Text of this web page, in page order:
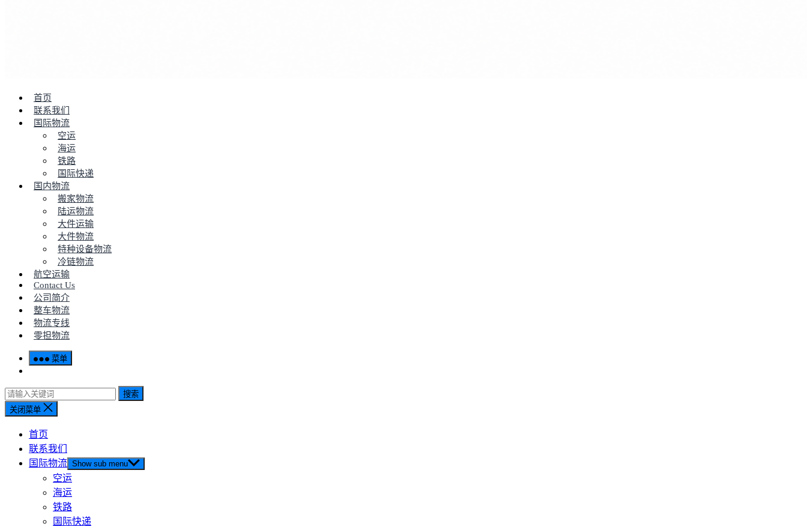
首页
联系我们
国际物流
空运
海运
铁路
国际快递
国内物流
搬家物流
陆运物流
大件运输
大件物流
特种设备物流
冷链物流
航空运输
Contact Us
公司简介
整车物流
物流专线
零担物流
菜单
搜索
关闭菜单
首页
联系我们
国际物流 Show sub menu
空运
海运
铁路
国际快递